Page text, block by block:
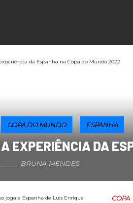
COPA DO MUNDO ESPANHA
A EXPERIÊNCIA DA
BRUNA MENDES
COPA